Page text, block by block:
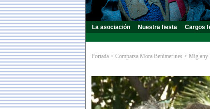
La asociación Nuestra fiesta Cargos
Portada > Comparsa Mora Benimerines > Mig any